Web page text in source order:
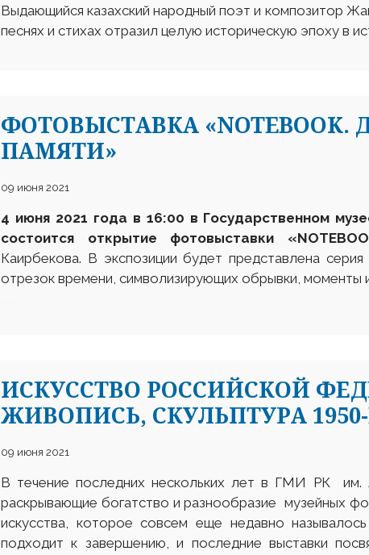
Выдающийся казахский народный поэт и композитор
песнях и стихах отразил целую историческую эпоху в
ФОТОВЫСТАВКА «NOTEBOOK.
ПАМЯТИ»
09 июня 2021
4 июня 2021 года в 16:00 в Государственном
состоится открытие фотовыставки
Каирбекова. В экспозиции будет представлена
отрезок времени, символизирующих обрывки, моменты
ИСКУССТВО РОССИЙСКОЙ
ЖИВОПИСЬ, СКУЛЬПТУРА
09 июня 2021
В течение последних нескольких лет в ГМИ РК им.
раскрывающие богатство и разнообразие музейных
искусства, которое совсем еще недавно
подходит к завершению, и последние выставки